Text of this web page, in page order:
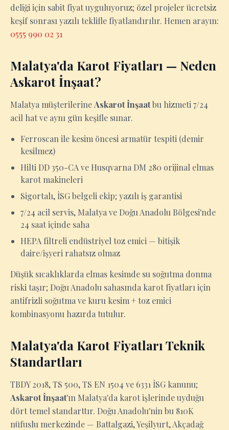
deliği için sabit fiyat uyguluyoruz; özel projeler ücretsiz
keşif sonrası yazılı teklifle fiyatlandırılır. Hemen arayın:
0555 990 02 31
Malatya'da Karot Fiyatları — Neden
Askarot İnşaat?
Malatya müşterilerineAskarot İnşaatbu hizmeti 7/24
acil hat ve aynı gün keşifle sunar.
Ferroscan ile kesim öncesi armatür tespiti (demir
kesilmez)
Hilti DD 350-CA ve Husqvarna DM 280 orijinal elmas
karot makineleri
Sigortalı, İSG belgeli ekip; yazılı iş garantisi
7/24 acil servis, Malatya ve Doğu Anadolu Bölgesi'nde
24 saat içinde saha
HEPA filtreli endüstriyel toz emici — bitişik
daire/işyeri rahatsız olmaz
Düşük sıcaklıklarda elmas kesimde su soğutma donma
riski taşır; Doğu Anadolu sahasında karot fiyatları için
antifrizli soğutma ve kuru kesim + toz emici
kombinasyonu hazırda tutulur.
Malatya'da Karot Fiyatları Teknik
Standartları
TBDY 2018, TS 500, TS EN 1504 ve 6331 İSG kanunu;
Askarot İnşaat'ın Malatya'da karot işlerinde uyduğu
dört temel standarttır. Doğu Anadolu'nin bu 810K
nüfuslu merkezinde — Battalgazi, Yeşilyurt, Akçadağ